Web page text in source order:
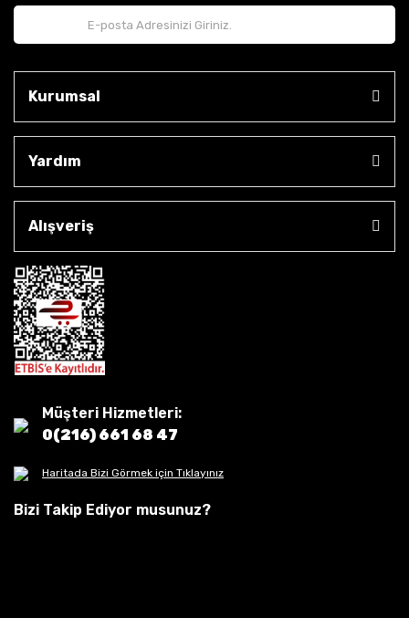
Kurumsal
Yardım
Alışveriş
Müşteri Hizmetleri:
0(216) 661 68 47
Haritada Bizi Görmek için Tıklayınız
Bizi Takip Ediyor musunuz?